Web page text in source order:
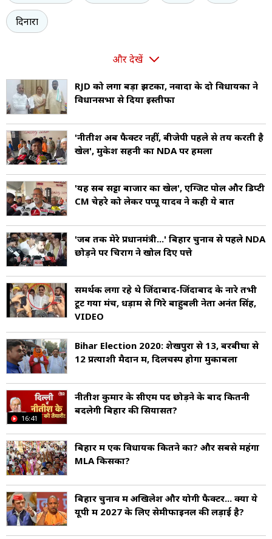
दिनारा
और देखें
RJD को लगा बड़ा झटका, नवादा के दो विधायकों ने
विधानसभा से दिया इस्तीफा
'नीतीश अब फैक्टर नहीं, बीजेपी पहले से तय करती है
खेल', मुकेश सहनी का NDA पर हमला
'यह सब सट्टा बाजार का खेल', एग्जिट पोल और डिप्टी
CM चेहरे को लेकर पप्पू यादव ने कही ये बात
'जब तक मेरे प्रधानमंत्री...' बिहार चुनाव से पहले NDA
छोड़ने पर चिराग ने खोल दिए पत्ते
समर्थक लगा रहे थे जिंदाबाद-जिंदाबाद के नारे तभी
टूट गया मंच, धड़ाम से गिरे बाहुबली नेता अनंत सिंह,
VIDEO
Bihar Election 2020: शेखपुरा से 13, बरबीघा से
12 प्रत्याशी मैदान में, दिलचस्प होगा मुकाबला
16:41
नीतीश कुमार के सीएम पद छोड़ने के बाद क‍ितनी
बदलेगी ब‍िहार की स‍ियासत?
बिहार में एक विधायक कितने का? और सबसे महंगा
MLA किसका?
बिहार चुनाव में अखिलेश और योगी फैक्टर... क्या ये
यूपी में 2027 के लिए सेमीफाइनल की लड़ाई है?